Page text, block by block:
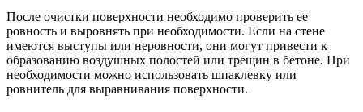
После очистки поверхности необходимо проверить ее
ровность и выровнять при необходимости. Если на стене
имеются выступы или неровности, они могут привести к
образованию воздушных полостей или трещин в бетоне. При
необходимости можно использовать шпаклевку или
ровнитель для выравнивания поверхности.